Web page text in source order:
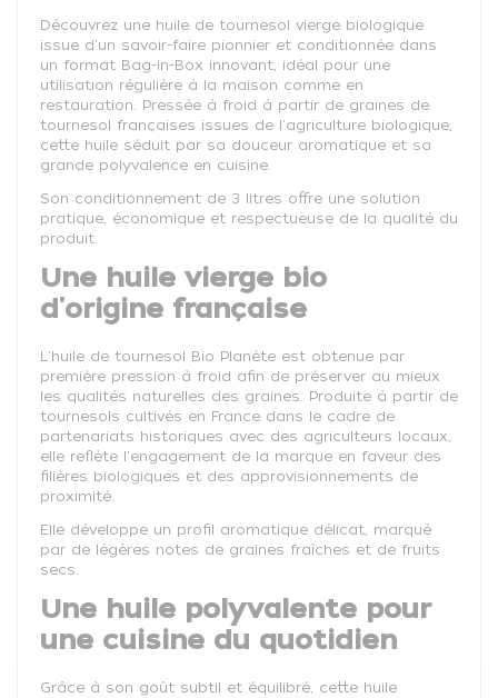
Découvrez une huile de tournesol vierge biologique
issue d'un savoir-faire pionnier et conditionnée dans
un format Bag-in-Box innovant, idéal pour une
utilisation régulière à la maison comme en
restauration. Pressée à froid à partir de graines de
tournesol françaises issues de l'agriculture biologique,
cette huile séduit par sa douceur aromatique et sa
grande polyvalence en cuisine.
Son conditionnement de 3 litres offre une solution
pratique, économique et respectueuse de la qualité du
produit.
Une huile vierge bio
d'origine française
L'huile de tournesol Bio Planète est obtenue par
première pression à froid afin de préserver au mieux
les qualités naturelles des graines. Produite à partir de
tournesols cultivés en France dans le cadre de
partenariats historiques avec des agriculteurs locaux,
elle reflète l'engagement de la marque en faveur des
filières biologiques et des approvisionnements de
proximité.
Elle développe un profil aromatique délicat, marqué
par de légères notes de graines fraîches et de fruits
secs.
Une huile polyvalente pour
une cuisine du quotidien
Grâce à son goût subtil et équilibré, cette huile